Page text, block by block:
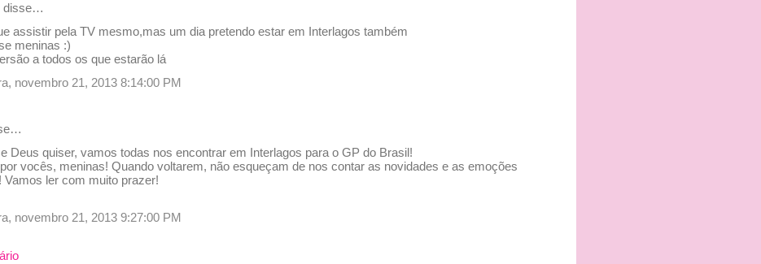
disse…
assistir pela TV mesmo,mas um dia pretendo estar em Interlagos também
meninas :)
a todos os que estarão lá
novembro 21, 2013 8:14:00 PM
Deus quiser, vamos todas nos encontrar em Interlagos para o GP do Brasil!
vocês, meninas! Quando voltarem, não esqueçam de nos contar as novidades e as emoções
Vamos ler com muito prazer!
novembro 21, 2013 9:27:00 PM